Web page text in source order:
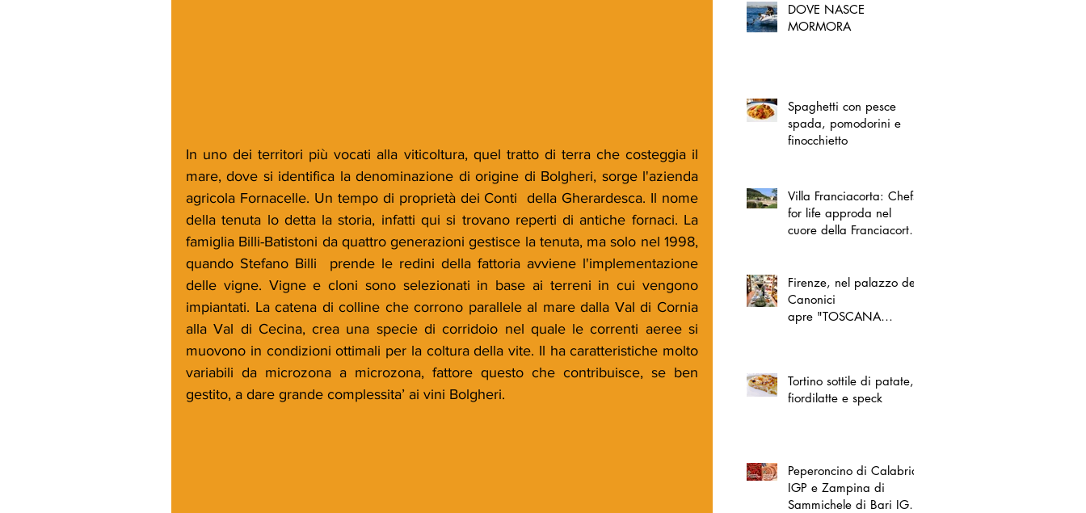
In uno dei territori più vocati alla viticoltura, quel tratto di terra che costeggia il
mare, dove si identifica la denominazione di origine di Bolgheri, sorge l'azienda
agricola Fornacelle. Un tempo di proprietà dei Conti  della Gherardesca. Il nome
della tenuta lo detta la storia, infatti qui si trovano reperti di antiche fornaci. La
famiglia Billi-Batistoni da quattro generazioni gestisce la tenuta, ma solo nel 1998,
quando Stefano Billi  prende le redini della fattoria avviene l'implementazione
delle vigne. Vigne e cloni sono selezionati in base ai terreni in cui vengono
impiantati. La catena di colline che corrono parallele al mare dalla Val di Cornia
alla Val di Cecina, crea una specie di corridoio nel quale le correnti aeree si
muovono in condizioni ottimali per la coltura della vite. Il ha caratteristiche molto
variabili da microzona a microzona, fattore questo che contribuisce, se ben
gestito, a dare grande complessita’ ai vini Bolgheri.
DOVE NASCE
MORMORA
Spaghetti con pesce
spada, pomodorini e
finocchietto
Villa Franciacorta: Chefs
for life approda nel
cuore della Franciacorta,
Firenze, nel palazzo dei
Canonici
apre "TOSCANA
Tortino sottile di patate,
fiordilatte e speck
Peperoncino di Calabria
IGP e Zampina di
Sammichele di Bari IGP